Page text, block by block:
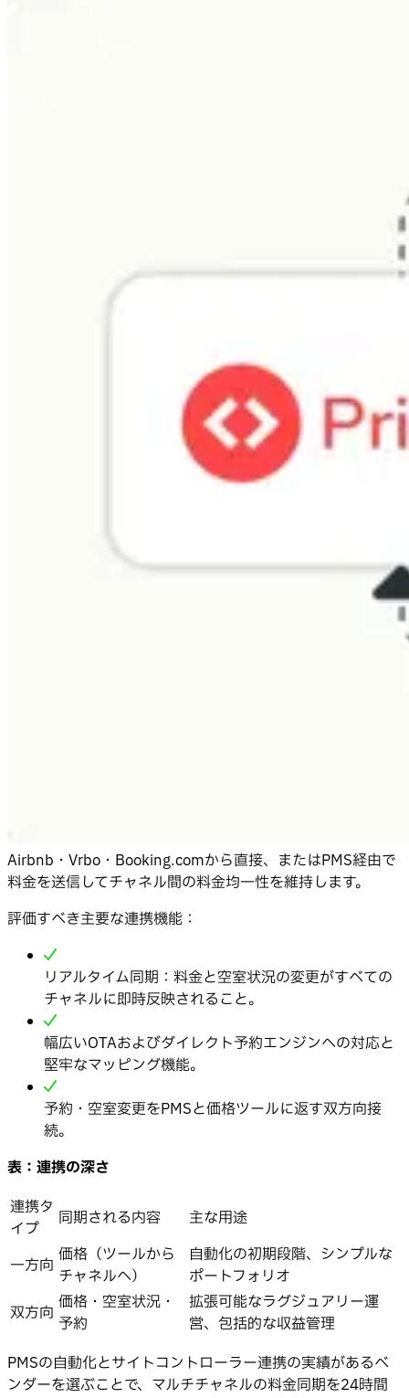
Airbnb・Vrbo・Booking.comから直接、またはPMS経由で
料金を送信してチャネル間の料金均一性を維持します。
評価すべき主要な連携機能：
リアルタイム同期：料金と空室状況の変更がすべての
チャネルに即時反映されること。
幅広いOTAおよびダイレクト予約エンジンへの対応と
堅牢なマッピング機能。
予約・空室変更をPMSと価格ツールに返す双方向接
続。
表：連携の深さ
連携タ
イプ
同期される内容 主な用途
一方向 価格（ツールから
チャネルへ）
自動化の初期段階、シンプルな
ポートフォリオ
双方向 価格・空室状況・
予約
拡張可能なラグジュアリー運
営、包括的な収益管理
PMSの自動化とサイトコントローラー連携の実績があるベ
ンダーを選ぶことで、マルチチャネルの料金同期を24時間